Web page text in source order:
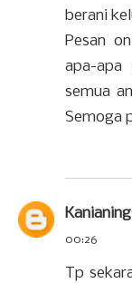
berani
Pesan
apa-
semua
Semoga
00:26
Tp